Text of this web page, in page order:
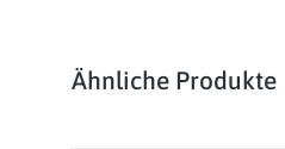
Produktgalerie überspringen
Ähnliche Produkte